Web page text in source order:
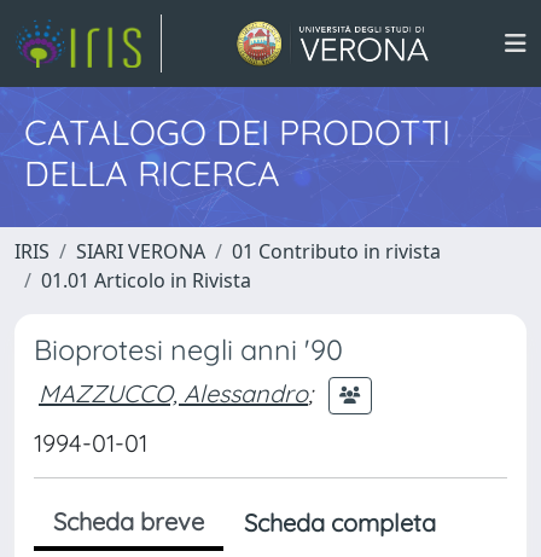
CATALOGO DEI PRODOTTI
DELLA RICERCA
IRIS SIARI VERONA
01 Contributo in rivista
01.01 Articolo in Rivista
Bioprotesi negli anni '90
MAZZUCCO, Alessandro;
1994-01-01
Scheda breve
Scheda completa